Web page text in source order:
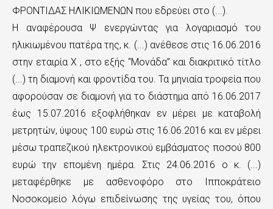
ΦΡΟΝΤΙΔΑΣ ΗΛΙΚΙΩΜΕΝΩΝ που εδρεύει στο (...).
Η αναφέρουσα Ψ ενεργώντας για λογαριασμό του
ηλικιωμένου πατέρα της, κ. (...) ανέθεσε στις 16.06.2016
στην εταιρία Χ , στο εξής “Μονάδα” και διακριτικό τίτλο
(...) τη διαμονή και φροντίδα του. Τα μηνιαία τροφεία που
αφορούσαν σε διαμονή για το διάστημα από 16.06.2017
έως 15.07.2016 εξοφλήθηκαν εν μέρει με καταβολή
μετρητών, ύψους 100 ευρώ στις 16.06.2016 και εν μέρει
μέσω τραπεζικού ηλεκτρονικού εμβάσματος ποσού 800
ευρώ την επομένη ημέρα. Στις 24.06.2016 ο κ. (...)
μεταφέρθηκε με ασθενοφόρο στο Ιπποκράτειο
Νοσοκομείο λόγω επιδείνωσης της υγείας του, όπου